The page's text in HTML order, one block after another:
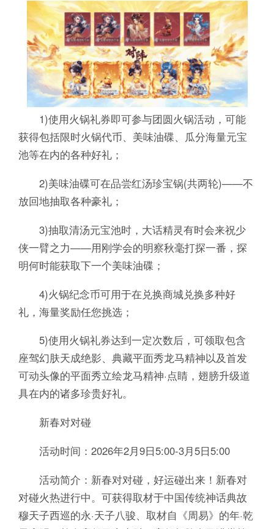
1)使用火锅礼券即可参与团圆火锅活动，可能
获得包括限时火锅代币、美味油碟、瓜分海量元宝
池等在内的各种好礼；
2)美味油碟可在品尝红汤珍宝锅(共两轮)——不
放回地抽取各种豪礼；
3)抽取清汤元宝池时，大话精灵有时会来祝少
侠一臂之力——用刚学会的明察秋毫打探一番，探
明何时能获取下一个美味油碟；
4)火锅纪念币可用于在兑换商城兑换多种好
礼，海量奖励任您挑选；
5)使用火锅礼券达到一定次数后，可领取包含
座驾幻肤天成绝影、典藏平面秀龙马精神以及首发
可动头像的平面秀立绘龙马精神·点睛，翅膀升级道
具在内的诸多珍贵好礼。
新春对对碰
活动时间：2026年2月9日5:00-3月5日5:00
活动简介：新春对对碰，好运碰出来！新春对
对碰火热进行中。可获得取材于中国传统神话典故
穆天子西巡的永·天子八骏、取材自《周易》的年·乾